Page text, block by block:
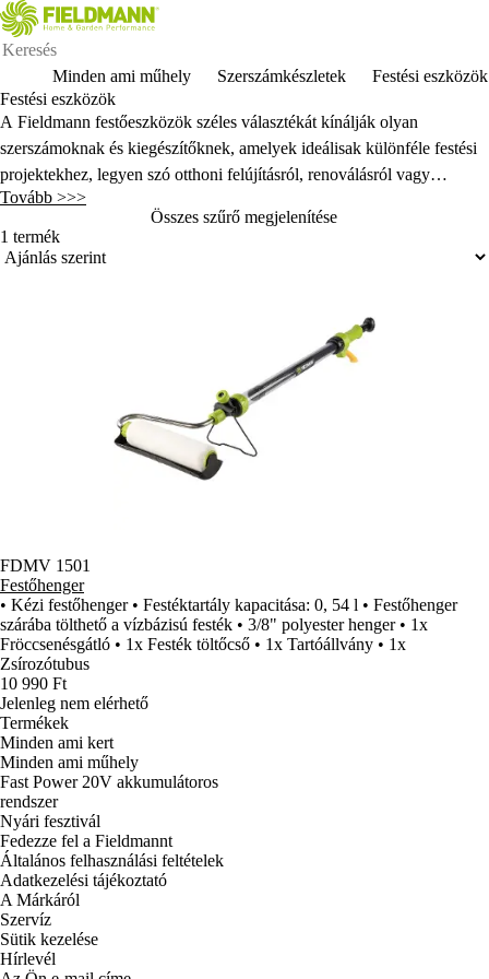
Minden ami műhely Szerszámkészletek
Festési eszközök
Festési eszközök
A Fieldmann festőeszközök széles választékát kínálják olyan
szerszámoknak és kiegészítőknek, amelyek ideálisak különféle festési
projektekhez, legyen szó otthoni felújításról, renoválásról vagy
professzionális felhasználásról.
Tovább >>>
Összes szűrő megjelenítése
1 termék
FDMV 1501
Festőhenger
• Kézi festőhenger • Festéktartály kapacitása: 0, 54 l • Festőhenger
szárába tölthető a vízbázisú festék • 3/8" polyester henger • 1x
Fröccsenésgátló • 1x Festék töltőcső • 1x Tartóállvány • 1x
Zsírozótubus
10 990 Ft
Jelenleg nem elérhető
Termékek
Minden ami kert
Minden ami műhely
Fast Power 20V akkumulátoros
rendszer
Nyári fesztivál
Fedezze fel a Fieldmannt
Általános felhasználási feltételek
Adatkezelési tájékoztató
A Márkáról
Szervíz
Sütik kezelése
Hírlevél